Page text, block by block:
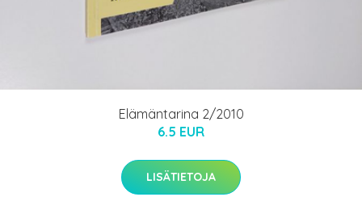
Elämäntarina 2/2010
6.5 EUR
LISÄTIETOJA